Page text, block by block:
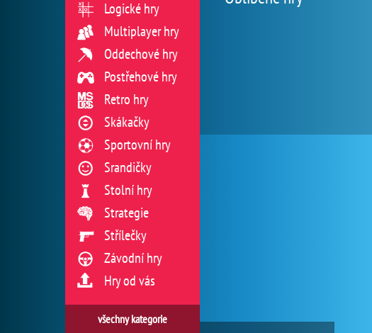
Logické hry
Multiplayer hry
Oddechové hry
Postřehové hry
Retro hry
Skákačky
Sportovní hry
Srandičky
Stolní hry
Strategie
Střílečky
Závodní hry
Hry od vás
všechny kategorie